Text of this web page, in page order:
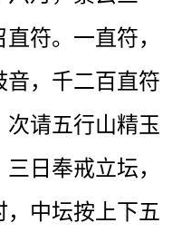
符。一直符，
音，千二百直符
请五行山精玉
日奉戒立坛，
，中坛按上下五